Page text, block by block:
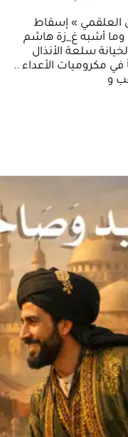
العلقمي » إسقاط
، وما أشبه غ_زة هاشم
سلعة الأنذال
في مكروميات الأعداء ..
و